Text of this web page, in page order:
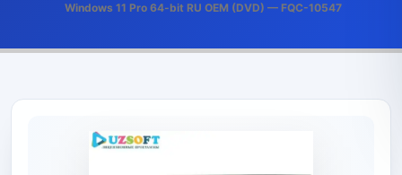
Windows 11 Pro 64-bit RU OEM (DVD) — FQC-10547